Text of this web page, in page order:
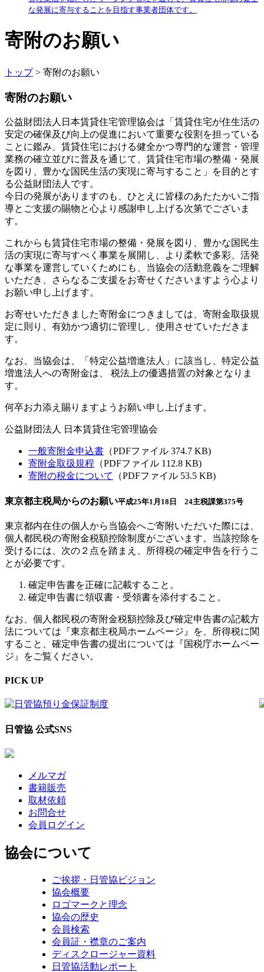
な発展に寄与することを目指す事業者団体です。
寄附のお願い
トップ> 寄附のお願い
寄附のお願い
公益財団法人日本賃貸住宅管理協会は「賃貸住宅が住生活の
安定の確保及び向上の促進において重要な役割を担っている
ことに鑑み、賃貸住宅における健全かつ専門的な運営・管理
業務の確立並びに普及を通じて、賃貸住宅市場の整備・発展
を図り、豊かな国民生活の実現に寄与すること」を目的とす
る公益財団法人です。
今日の発展がありますのも、ひとえに皆様のあたたかいご指
導とご支援の賜物と心より感謝申し上げる次第でございま
す。
これからも賃貸住宅市場の整備・発展を図り、豊かな国民生
活の実現に寄与すべく事業を展開し、より柔軟で多彩、活発
な事業を運営していくためにも、当協会の活動意義をご理解
いただき、さらなるご支援をお寄せくださいますよう心より
お願い申し上げます。
お寄せいただきました寄附金につきましては、寄附金取扱規
定に則り、有効かつ適切に管理し、使用させていただきま
す。
なお、当協会は、「特定公益増進法人」に該当し、特定公益
増進法人への寄附金は、 税法上の優遇措置の対象となりま
す。
何卒お力添え賜りますようお願い申し上げます。
公益財団法人 日本賃貸住宅管理協会
一般寄附金申込書 （PDFファイル 374.7 KB)
寄附金取扱規程 （PDFファイル 112.8 KB)
寄附の税金について
（PDFファイル 53.5 KB)
東京都主税局からのお願い平成25年1月18日 24主税課第375号
東京都内在住の個人から当協会へご寄附いただいた際には、
個人都民税の寄附金税額控除制度がございます。当該控除を
受けるには、次の２点を踏まえ、所得税の確定申告を行うこ
とが必要です。
確定申告書を正確に記載すること。
確定申告書に領収書・受領書を添付すること。
なお、個人都民税の寄附金税額控除及び確定申告書の記載方
法については『東京都主税局ホームページ』を、所得税に関
すること、確定申告書の提出については『国税庁ホームペー
ジ』をご覧ください。
PICK UP
日管協 公式SNS
メルマガ
書籍販売
取材依頼
お問合せ
会員ログイン
協会について
ご挨拶・日管協ビジョン
協会概要
ロゴマークと理念
協会の歴史
会員検索
会員証・襟章のご案内
ディスクロージャー資料
日管協活動レポート